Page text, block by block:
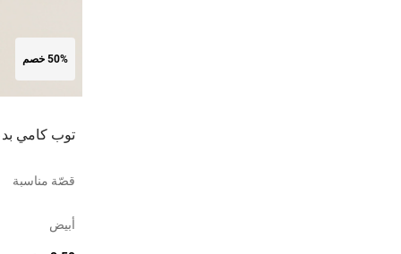
50% خصم
توب كامي
قصّة مناسبة
أبيض